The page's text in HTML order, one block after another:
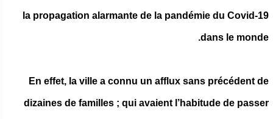
la propagation alarmante de la pandémie du Covid-19
dans le monde.
En effet, la ville a connu un afflux sans précédent de
dizaines de familles ; qui avaient l’habitude de passer